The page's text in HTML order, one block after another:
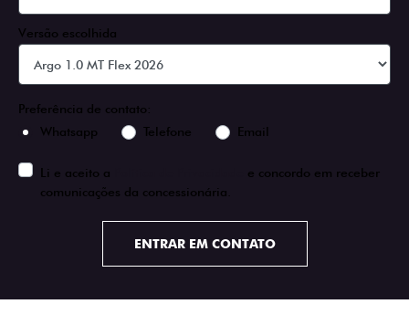
Versão escolhida
Preferência de contato:
Whatsapp
Telefone Email
Li e aceito a
e concordo em receber
comunicações da concessionária.
ENTRAR EM CONTATO